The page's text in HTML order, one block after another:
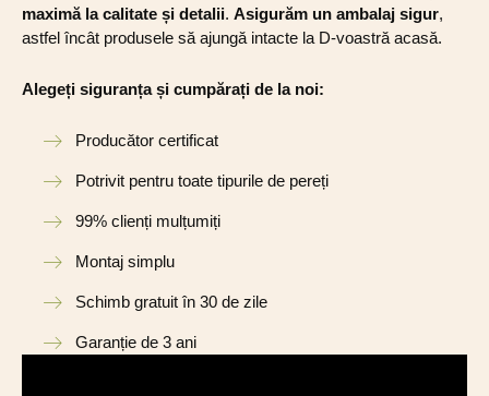
maximă la calitate și detalii. Asigurăm un ambalaj sigur,
astfel încât produsele să ajungă intacte la D-voastră acasă.
Alegeți siguranța și cumpărați de la noi:
Producător certificat
Potrivit pentru toate tipurile de pereți
99% clienți mulțumiți
Montaj simplu
Schimb gratuit în 30 de zile
Garanție de 3 ani